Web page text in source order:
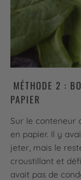
MÉTHODE 2 :
PAPIER
Sur le conteneur
en papier. Il y
jeter, mais le
croustillant et
avait pas de